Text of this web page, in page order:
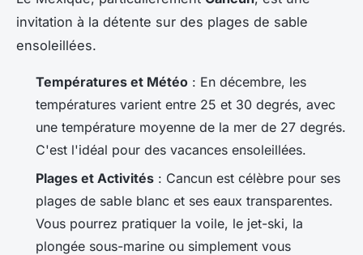
invitation à la détente sur des plages de sable
ensoleillées.
Températures et Météo : En décembre, les
températures varient entre 25 et 30 degrés, avec
une température moyenne de la mer de 27 degrés.
C'est l'idéal pour des vacances ensoleillées.
Plages et Activités : Cancun est célèbre pour ses
plages de sable blanc et ses eaux transparentes.
Vous pourrez pratiquer la voile, le jet-ski, la
plongée sous-marine ou simplement vous